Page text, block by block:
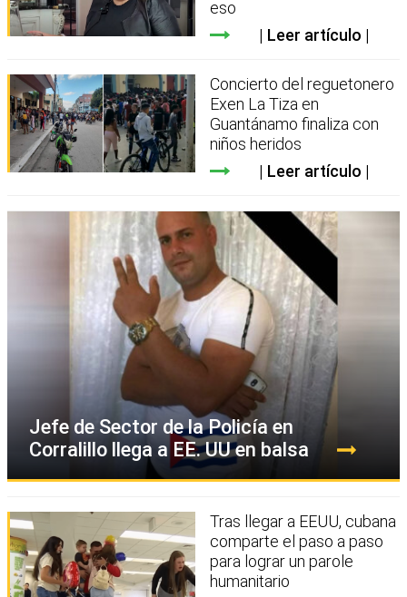
eso
Leer artículo
Concierto del reguetonero
Exen La Tiza en
Guantánamo finaliza con
niños heridos
Leer artículo
Jefe de Sector de la Policía en
Corralillo llega a EE. UU en balsa
Tras llegar a EEUU, cubana
comparte el paso a paso
para lograr un parole
humanitario